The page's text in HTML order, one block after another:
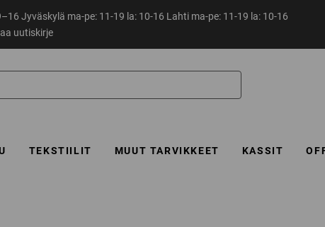
Jyväskylä ma-pe: 11-19 la: 10-16 Lahti ma-pe: 11-19 la: 10-16
uutiskirje
TEKSTIILIT MUUT TARVIKKEET KASSIT